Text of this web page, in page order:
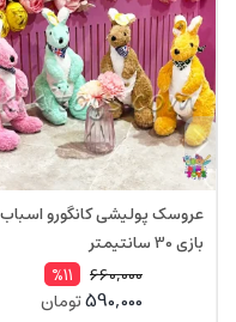
عروسک پولیشی کانگورو اسباب
بازی 30 سانتیمتر
660,000
%11
590,000تومان